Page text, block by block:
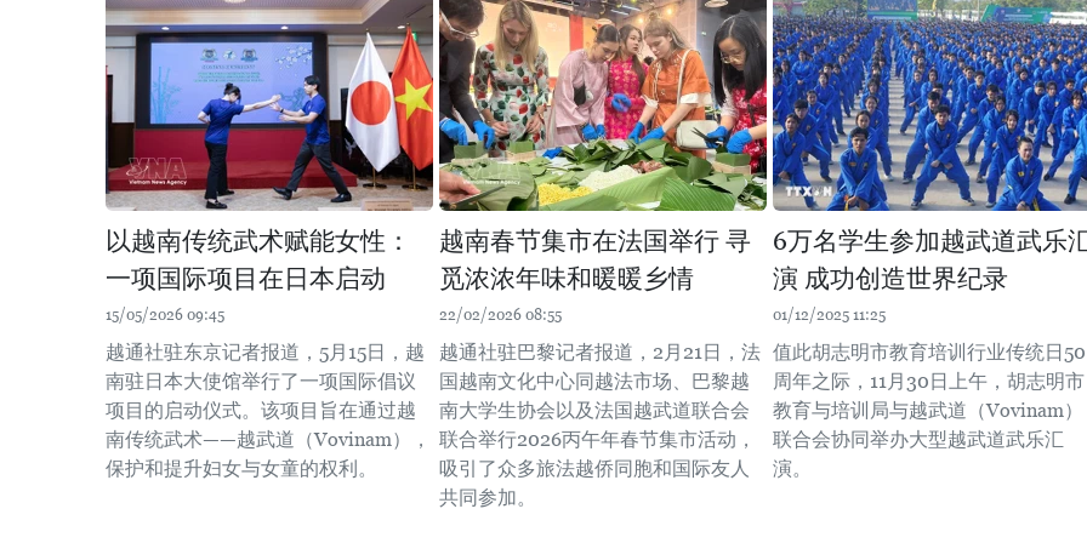
以越南传统武术赋能女性：
一项国际项目在日本启动
15/05/2026 09:45
越通社驻东京记者报道，5月15日，越
南驻日本大使馆举行了一项国际倡议
项目的启动仪式。该项目旨在通过越
南传统武术——越武道（Vovinam），
保护和提升妇女与女童的权利。
越南春节集市在法国举行 寻
觅浓浓年味和暖暖乡情
22/02/2026 08:55
越通社驻巴黎记者报道，2月21日，法
国越南文化中心同越法市场、巴黎越
南大学生协会以及法国越武道联合会
联合举行2026丙午年春节集市活动，
吸引了众多旅法越侨同胞和国际友人
共同参加。
6万名学生参加越武道武乐
演 成功创造世界纪录
01/12/2025 11:25
值此胡志明市教育培训行业传统日50
周年之际，11月30日上午，胡志明市
教育与培训局与越武道（Vovinam）
联合会协同举办大型越武道武乐汇
演。